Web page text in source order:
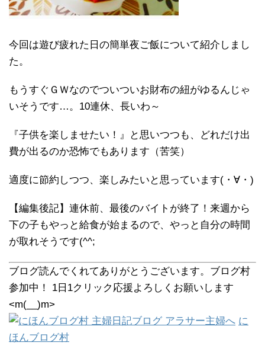
今回は遊び疲れた日の簡単夜ご飯について紹介しまし
た。
もうすぐＧＷなのでついついお財布の紐がゆるんじゃ
いそうです…。10連休、長いわ～
『子供を楽しませたい！』と思いつつも、どれだけ出
費が出るのか恐怖でもあります（苦笑）
適度に節約しつつ、楽しみたいと思っています(・∀・)
【編集後記】連休前、最後のバイトが終了！来週から
下の子もやっと給食が始まるので、やっと自分の時間
が取れそうです(^^;
ブログ読んでくれてありがとうございます。ブログ村
参加中！ 1日1クリック応援よろしくお願いします
<m(__)m>
に
ほんブログ村